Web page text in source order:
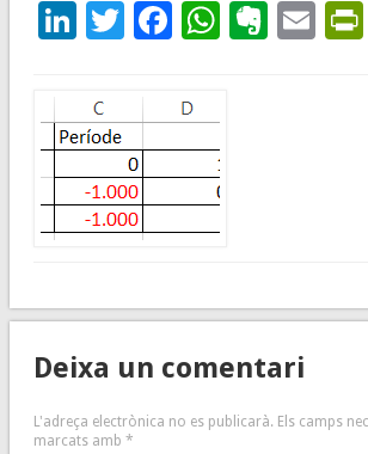
LinkedIn
Twitter
Facebook
Deixa un comentari
L'adreça electrònica no es publicarà. Els camps
marcats amb *